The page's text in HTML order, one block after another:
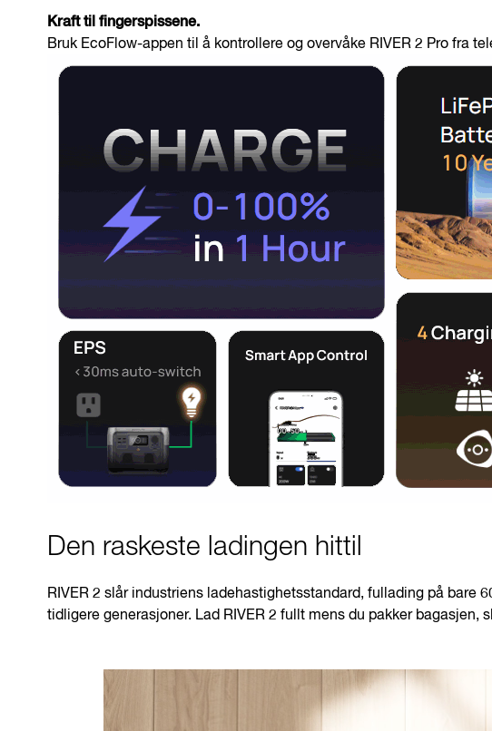
Kraft til fingerspissene.
Bruk EcoFlow-appen til å kontrollere og overvåke RIVER 2 Pro fra
Den raskeste ladingen hittil
RIVER 2 slår industriens ladehastighetsstandard, fullading på bare
tidligere generasjoner. Lad RIVER 2 fullt mens du pakker bagasjen,